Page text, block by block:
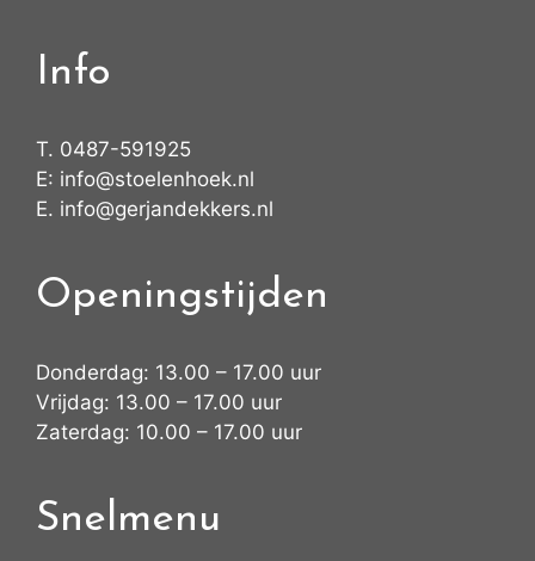
Info
T. 0487-591925
E: info@stoelenhoek.nl
E. info@gerjandekkers.nl
Openingstijden
Donderdag: 13.00 – 17.00 uur
Vrijdag: 13.00 – 17.00 uur
Zaterdag: 10.00 – 17.00 uur
Snelmenu